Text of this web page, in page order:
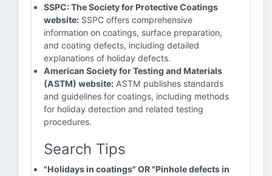
SSPC: The Society for Protective Coatings
website: SSPC offers comprehensive
information on coatings, surface preparation,
and coating defects, including detailed
explanations of holiday defects.
American Society for Testing and Materials
(ASTM) website: ASTM publishes standards
and guidelines for coatings, including methods
for holiday detection and related testing
procedures.
Search Tips
"Holidays in coatings" OR "Pinhole defects in